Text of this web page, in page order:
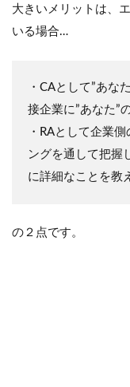
大きいメリットは、
いる場合…
・CAとして”あな
接企業に”あなた”
・RAとして企業
ングを通して把握
に詳細なことを教
の２点です。